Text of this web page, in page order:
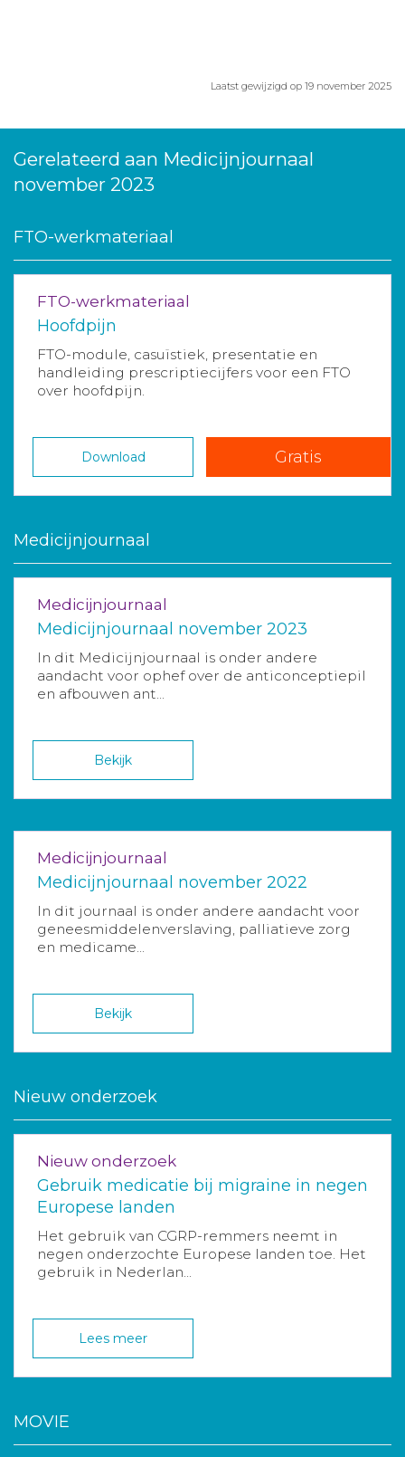
Laatst gewijzigd op 19 november 2025
Gerelateerd aan Medicijnjournaal
november 2023
FTO-werkmateriaal
FTO-werkmateriaal
Hoofdpijn
FTO-module, casuïstiek, presentatie en
handleiding prescriptiecijfers voor een FTO
over hoofdpijn.
Download Gratis
Medicijnjournaal
Medicijnjournaal
Medicijnjournaal november 2023
In dit Medicijnjournaal is onder andere
aandacht voor ophef over de anticonceptiepil
en afbouwen ant...
Bekijk
Medicijnjournaal
Medicijnjournaal november 2022
In dit journaal is onder andere aandacht voor
geneesmiddelenverslaving, palliatieve zorg
en medicame...
Bekijk
Nieuw onderzoek
Nieuw onderzoek
Gebruik medicatie bij migraine in negen
Europese landen
Het gebruik van CGRP-remmers neemt in
negen onderzochte Europese landen toe. Het
gebruik in Nederlan...
Lees meer
MOVIE